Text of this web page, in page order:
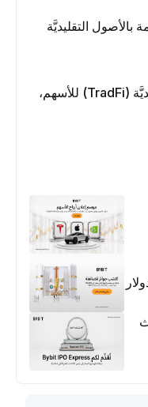
التقليديَّة
ما هي العقود الدائمة بالأصول التقليديَّة (TradFi) للأسهم،